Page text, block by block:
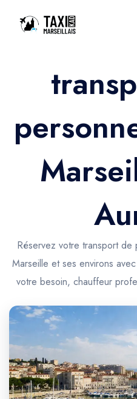
Accueil
Trajet Gare SNCF
Trajet Port croisière
Trajet Séminaire
Trajet Santé
Trajet Longue Distance
Réservation
Actualités &
Contactez-nous
Réservez votre transport
Marseille et ses environs
votre besoin, chauffeur